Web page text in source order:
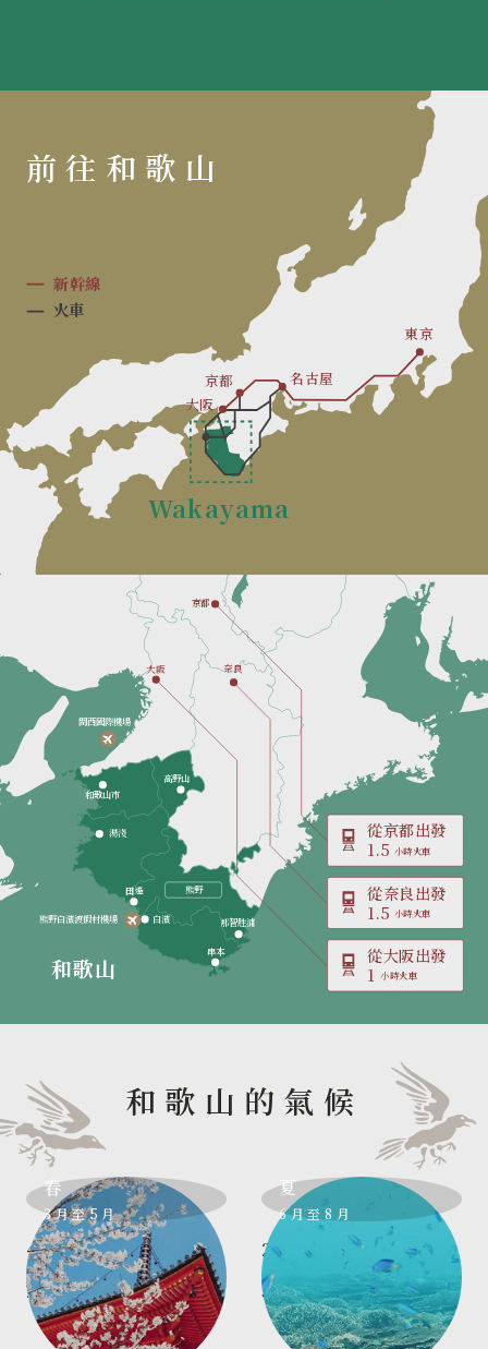
前往和歌山
和歌山的氣候
春
3月至5月
4°C
-
26°C
溫暖、溼度略高
夏
6月至8月
21°C
-
36°C
炎熱潮溼